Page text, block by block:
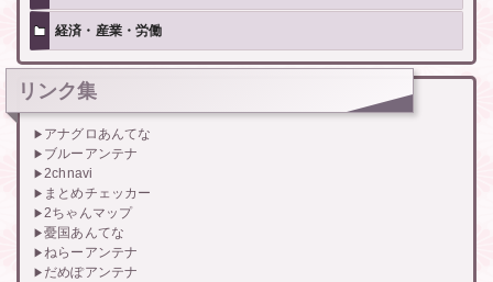
経済・産業・労働
リンク集
アナグロあんてな
ブルーアンテナ
2chnavi
まとめチェッカー
2ちゃんマップ
憂国あんてな
ねらーアンテナ
だめぽアンテナ